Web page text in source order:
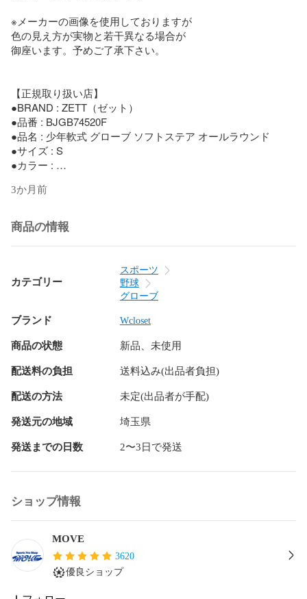
※メーカーの画像を使用しておりますが
色の見え方が実物と若干異なる場合が
御座います。予めご了承下さい。
【正規取り扱い店】
●BRAND : ZETT（ゼット）
●品番 : BJGB74520F
●品名 : 少年軟式 グローブ ソフトステア オールラウンド
●サイズ : S
●カラー :
2532(Rブルー/Pブラウン)
（表）ソフトレザー
（平裏）ソフトレザー
●着手 : 右投げ用(LH)
●生産国 : ベトナム
3か月前
商品の情報
カテゴリー
スポーツ
野球
グローブ
ブランド Wcloset
商品の状態 新品、未使用
配送料の負担 送料込み(出品者負担)
配送の方法 未定(出品者が手配)
発送元の地域 埼玉県
発送までの日数 2〜3日で発送
ショップ情報
MOVE
3620
優良ショップ